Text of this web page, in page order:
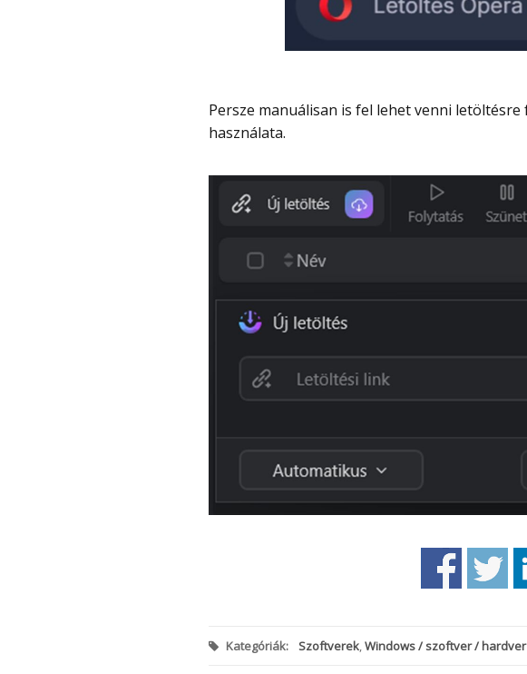
Persze manuálisan is fel lehet venni letöltésre fájlokat, nem kötelező a bővítmény
használata.
Kategóriák: Szoftverek,Windows / szoftver / hardver